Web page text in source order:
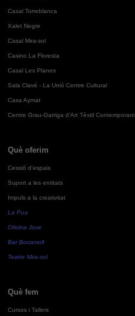
Casal Torreblanca
Xalet Negre
Casal Mira-sol
Casino La Floresta
Casal Les Planes
Sala Clavé - La Unió Centre Cultural
Casa Aymat
Centre Grau-Garriga d'Art Tèxtil Contemporani
Què oferim
Cessió d'espais
Suport a les entitats
Impuls a la creativitat
La Pua
Oficina Jove
Bar Bocamoll
Teatre Mira-sol
Què fem
Cursos i Tallers